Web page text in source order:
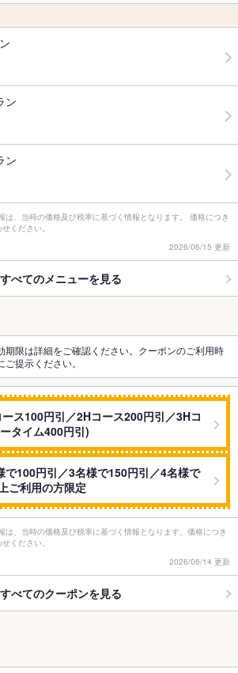
ン
ン
、当時の価格及び税率に基づく情報となります。 価格につき
ください。
2026/06/15 更新
すべてのメニューを見る
期限は詳細をご確認ください。クーポンのご利用時
提示ください。
ス100円引／2Hコース200円引／3Hコ
タイム400円引)
で100円引／3名様で150円引／4名様で
ご利用の方限定
、当時の価格及び税率に基づく情報となります。価格につき
ください。
2026/06/14 更新
すべてのクーポンを見る